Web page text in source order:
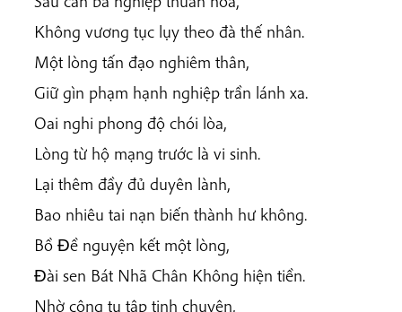
Không vương tục lụy theo đà thế nhân.
Một lòng tấn đạo nghiêm thân,
Giữ gìn phạm hạnh nghiệp trần lánh xa.
Oai nghi phong độ chói lòa,
Lòng từ hộ mạng trước là vi sinh.
Lại thêm đầy đủ duyên lành,
Bao nhiêu tai nạn biến thành hư không.
Bồ Ðề nguyện kết một lòng,
Ðài sen Bát Nhã Chân Không hiện tiền.
Nhờ công tu tập tinh chuyên,